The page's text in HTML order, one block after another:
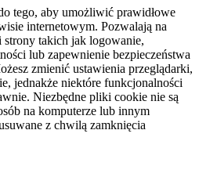
tego, aby umożliwić prawidłowe
internetowym. Pozwalają na
strony takich jak logowanie,
lub zapewnienie bezpieczeństwa
zmienić ustawienia przeglądarki,
jednakże niektóre funkcjonalności
Niezbędne pliki cookie nie są
na komputerze lub innym
z chwilą zamknięcia